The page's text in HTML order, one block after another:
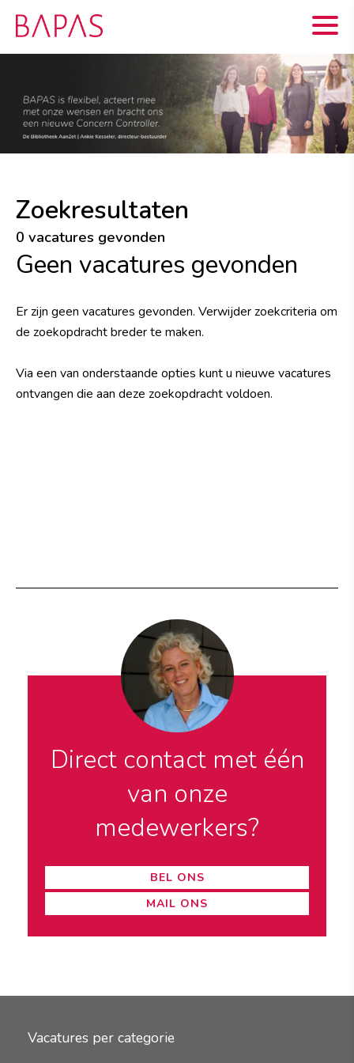
Zoekresultaten
0 vacatures gevonden
Geen vacatures gevonden
Er zijn geen vacatures gevonden. Verwijder zoekcriteria om
de zoekopdracht breder te maken.
Via een van onderstaande opties kunt u nieuwe vacatures
ontvangen die aan deze zoekopdracht voldoen.
Direct contact met één
van onze
medewerkers?
BEL ONS
MAIL ONS
Vacatures per categorie